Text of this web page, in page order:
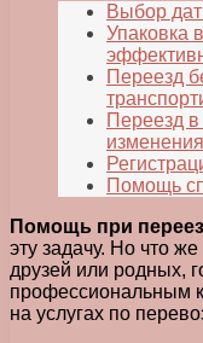
Выбор
Упаковка
Переезд
Переезд в
Помощь
Помощь при
эту задачу. Но что
друзей или родных,
профессиональным
на услугах по